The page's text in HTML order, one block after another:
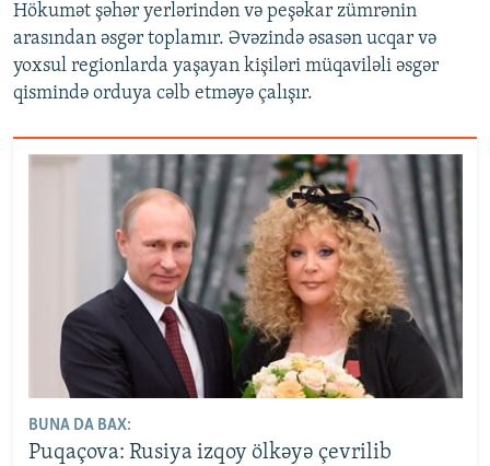
Hökumət şəhər yerlərindən və peşəkar zümrənin
arasından əsgər toplamır. Əvəzində əsasən ucqar və
yoxsul regionlarda yaşayan kişiləri müqaviləli əsgər
qismində orduya cəlb etməyə çalışır.
BUNA DA BAX:
Puqaçova: Rusiya izqoy ölkəyə çevrilib